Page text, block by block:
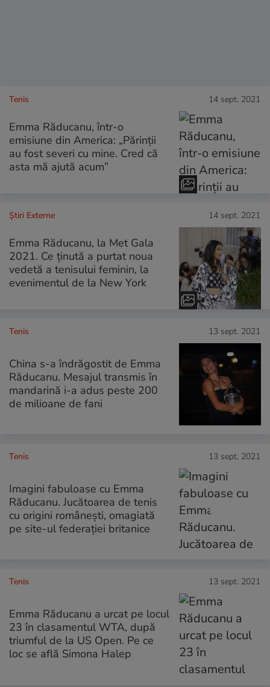
Tenis 14 sept. 2021
Emma Răducanu, într-o
emisiune din America: „Părinții
au fost severi cu mine. Cred că
asta mă ajută acum”
Știri Externe 14 sept. 2021
Emma Răducanu, la Met Gala
2021. Ce ținută a purtat noua
vedetă a tenisului feminin, la
evenimentul de la New York
Tenis 13 sept. 2021
China s-a îndrăgostit de Emma
Răducanu. Mesajul transmis în
mandarină i-a adus peste 200
de milioane de fani
Tenis 13 sept. 2021
Imagini fabuloase cu Emma
Răducanu. Jucătoarea de tenis
cu origini românești, omagiată
pe site-ul federației britanice
Tenis 13 sept. 2021
Emma Răducanu a urcat pe locul
23 în clasamentul WTA, după
triumful de la US Open. Pe ce
loc se află Simona Halep